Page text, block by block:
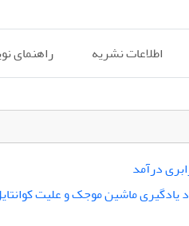
اطلاعات نشریه راهنمای
درآمد
یادگیری ماشین موجک و علیت